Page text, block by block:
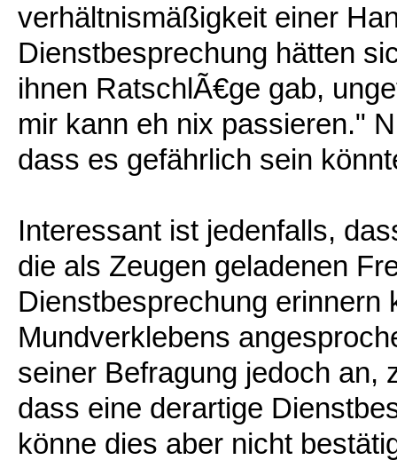
verhältnismäßigkeit einer
Dienstbesprechung hätten
ihnen RatschlÃ€ge gab,
mir kann eh nix passieren."
dass es gefährlich sein
Interessant ist jedenfalls,
die als Zeugen geladenen
Dienstbesprechung erinnern
Mundverklebens
seiner Befragung jedoch an,
dass eine derartige
könne dies aber nicht